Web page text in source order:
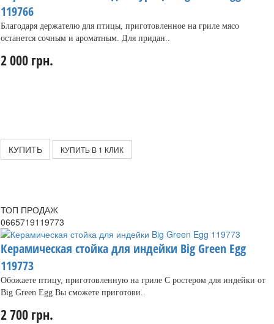
119766
Благодаря держателю для птицы, приготовленное на гриле мясо
останется сочным и ароматным. Для придан..
2 000 грн.
КУПИТЬ КУПИТЬ В 1 КЛИК
ТОП ПРОДАЖ
0665719119773
Керамическая стойка для индейки Big Green Egg
119773
Обожаете птицу, приготовленную на гриле С ростером для индейки от
Big Green Egg Вы сможете приготови..
2 700 грн.